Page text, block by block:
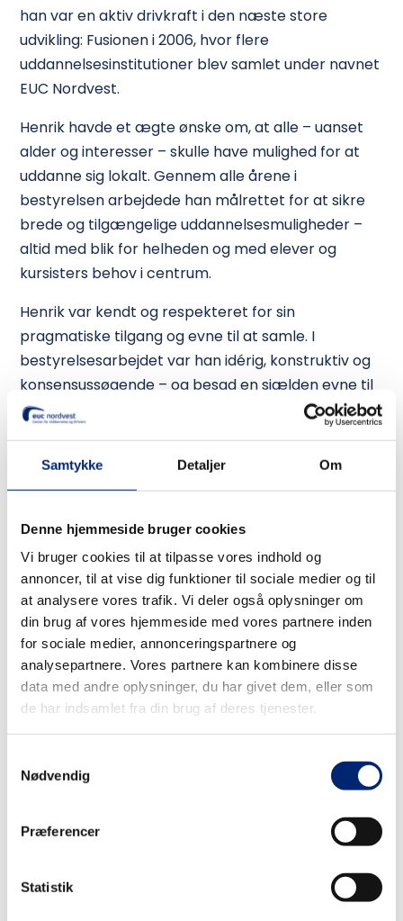
Samtykke Detaljer Om
Denne hjemmeside bruger cookies
Vi bruger cookies til at tilpasse vores indhold og
annoncer, til at vise dig funktioner til sociale medier og til
at analysere vores trafik. Vi deler også oplysninger om
din brug af vores hjemmeside med vores partnere inden
for sociale medier, annonceringspartnere og
analysepartnere. Vores partnere kan kombinere disse
data med andre oplysninger, du har givet dem, eller som
de har indsamlet fra din brug af deres tjenester.
Nødvendig
Præferencer
Statistik
han var en aktiv drivkraft i den næste store
udvikling: Fusionen i 2006, hvor flere
uddannelsesinstitutioner blev samlet under navnet
EUC Nordvest.
Henrik havde et ægte ønske om, at alle – uanset
alder og interesser – skulle have mulighed for at
uddanne sig lokalt. Gennem alle årene i
bestyrelsen arbejdede han målrettet for at sikre
brede og tilgængelige uddannelsesmuligheder –
altid med blik for helheden og med elever og
kursisters behov i centrum.
Henrik var kendt og respekteret for sin
pragmatiske tilgang og evne til at samle. I
bestyrelsesarbejdet var han idérig, konstruktiv og
konsensussøgende – og besad en sjælden evne til
at skabe både mening og retning. Han mødte alle
interesse og respekt – fra gymnasiale uddannelser
han kunne gøre en forskel, var hans engagement
tydeligt og vedholdende. Han værnede om
neutralitet og fælles mål og blev en nøglefigur i at
sikre en bestyrelse, der stod sammen som én
stemme. Han var idé- og løsningsorienteret, altid
konstruktiv og en loyal støtte for skolens ledelse,
medarbejdere og – vigtigst af alt – de unge, som
skolen er til for.
Henrik efterlader sig et stærkt og varigt aftryk i
skolens udvikling og historie – og i vores hjerter. Vi
vil savne hans indsigt, engagement og markante
Vores dybeste medfølelse går til hans familie og